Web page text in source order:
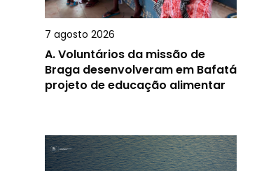
7 agosto 2026
A.Voluntários da missão de
Braga desenvolveram em Bafatá
projeto de educação alimentar